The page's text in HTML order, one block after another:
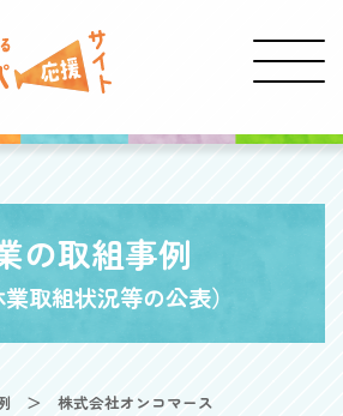
の取組事例
業取組状況等の公表）
株式会社オンコマース